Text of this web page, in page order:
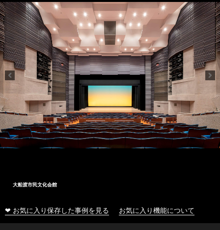
大船渡市民文化会館
❤ お気に入り保存した事例を見る お気に入り機能について